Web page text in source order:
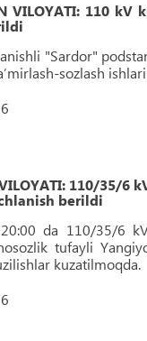
VILOYATI: 110
"Sardor"
sozlash
VILOYATI: 110/35/
berildi
da 110/35/6
tufayli
kuzatilmoqda.